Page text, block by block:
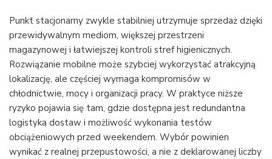
Punkt stacjonarny zwykle stabilniej utrzymuje sprzedaż dzięki
przewidywalnym mediom, większej przestrzeni
magazynowej i łatwiejszej kontroli stref higienicznych.
Rozwiązanie mobilne może szybciej wykorzystać atrakcyjną
lokalizację, ale częściej wymaga kompromisów w
chłodnictwie, mocy i organizacji pracy. W praktyce niższe
ryzyko pojawia się tam, gdzie dostępna jest redundantna
logistyka dostaw i możliwość wykonania testów
obciążeniowych przed weekendem. Wybór powinien
wynikać z realnej przepustowości, a nie z deklarowanej liczby